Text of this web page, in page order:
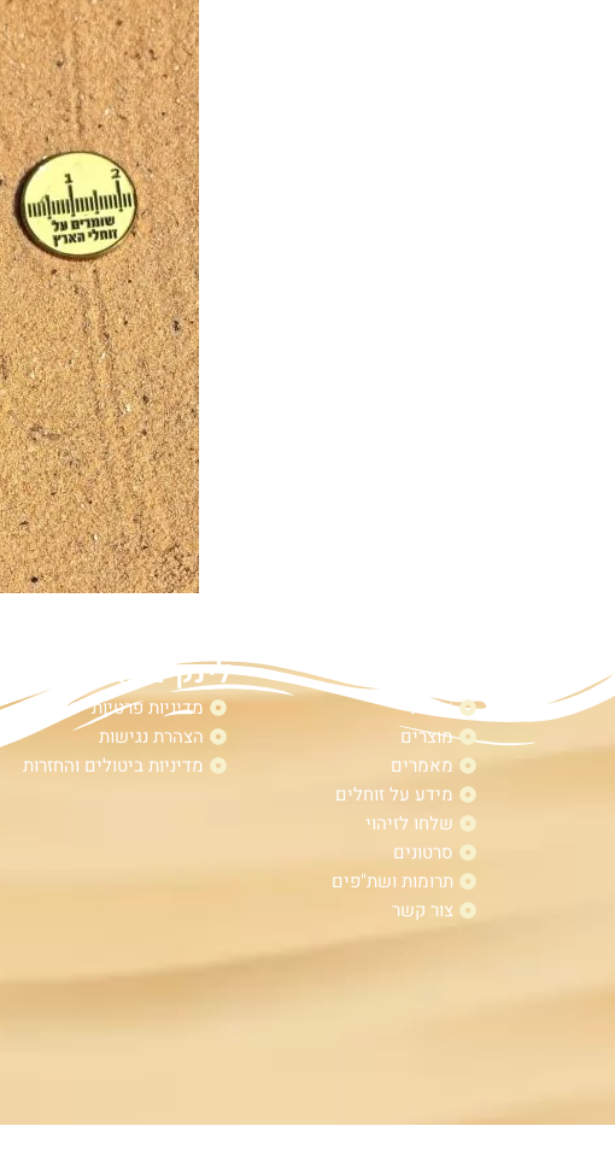
אודות
מוצרים
מאמרים
מידע על זוחלים
שלחו לזיהוי
סרטונים
תרומות ושת"פים
צור קשר
לינקים נוספים
מדיניות פרטיות
הצהרת נגישות
מדיניות ביטולים והחזרות